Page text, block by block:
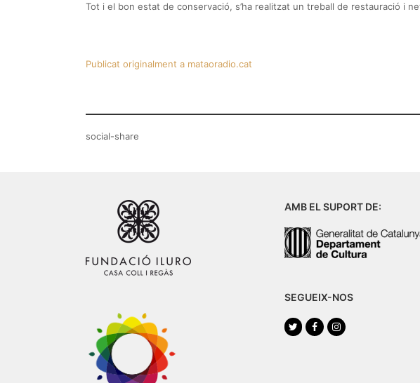
Tot i el bon estat de conservació, s’ha realitzat un treball de restauració i
Publicat originalment a mataoradio.cat
social-share
AMB EL SUPORT DE:
SEGUEIX-NOS
TwitterFacebookInstagram